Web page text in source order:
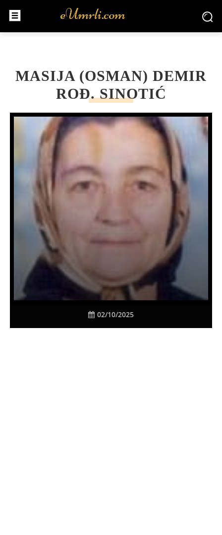
MASIJA (OSMAN) DEMIR
ROĐ. SINOTIĆ
02/10/2025